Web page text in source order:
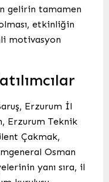
gelirin tamamen
etkinliğin
motivasyon
Erzurum İl
Erzurum Teknik
Çakmak,
Osman
yanı sıra, il